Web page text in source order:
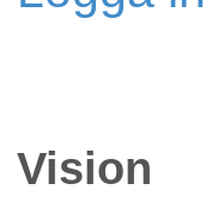
Vision